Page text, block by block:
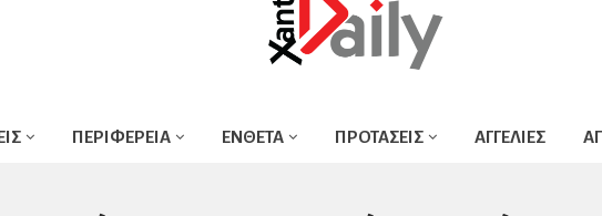
ΠΕΡΙΦΕΡΕΙΑ ΕΝΘΕΤΑ ΠΡΟΤΑΣΕΙΣ ΑΓΓΕΛΙΕΣ